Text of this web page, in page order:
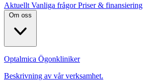
Aktuellt Vanliga frågorPriser & finansiering
Om oss
Optalmica Ögonkliniker
Beskrivning av vår verksamhet.